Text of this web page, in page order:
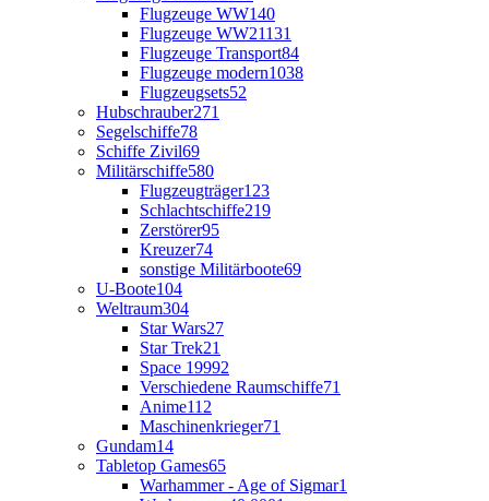
Flugzeuge WW140
Flugzeuge WW21131
Flugzeuge Transport84
Flugzeuge modern1038
Flugzeugsets52
Hubschrauber271
Segelschiffe78
Schiffe Zivil69
Militärschiffe580
Flugzeugträger123
Schlachtschiffe219
Zerstörer95
Kreuzer74
sonstige Militärboote69
U-Boote104
Weltraum304
Star Wars27
Star Trek21
Space 19992
Verschiedene Raumschiffe71
Anime112
Maschinenkrieger71
Gundam14
Tabletop Games65
Warhammer - Age of Sigmar1